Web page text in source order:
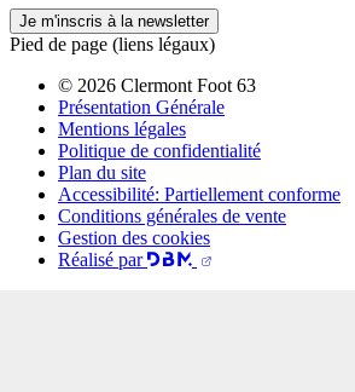
Je m'inscris à la newsletter
Pied de page (liens légaux)
© 2026 Clermont Foot 63
Présentation Générale
Mentions légales
Politique de confidentialité
Plan du site
Accessibilité: Partiellement conforme
Conditions générales de vente
Gestion des cookies
Réalisé par